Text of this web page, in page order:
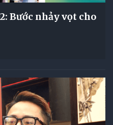
Bước nhảy vọt cho